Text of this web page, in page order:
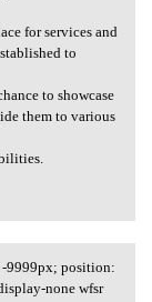
for services and
to
to showcase
them to various
9999px; position:
none wfsr